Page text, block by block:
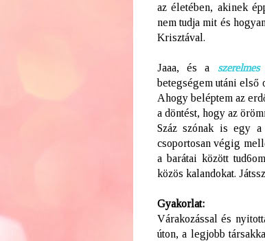
az életében, akinek
nem tudja mit és
Krisztával.
Jaaa, és a
betegségem utáni első
Ahogy beléptem az
a döntést, hogy az
Száz szónak is egy
csoportosan végig
a barátai között
közös kalandokat.
Gyakorlat:
Várakozással és
úton, a legjobb